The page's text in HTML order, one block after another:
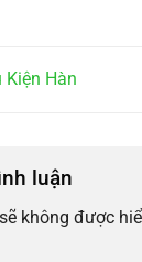
Kiện Hàn
luận
không được